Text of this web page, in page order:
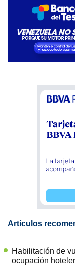
Artículos
Habilitación de
ocupación